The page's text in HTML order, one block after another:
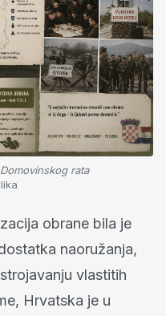
rata
obrane bila je
naoružanja,
vlastitih
Hrvatska je u